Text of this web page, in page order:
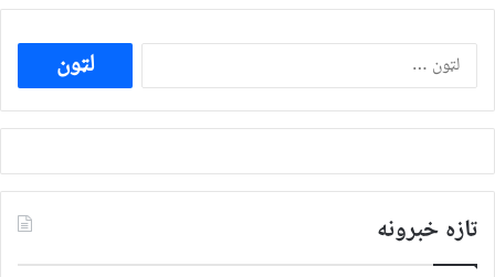
ددی
لپاره
لټون:
تازه خبرونه